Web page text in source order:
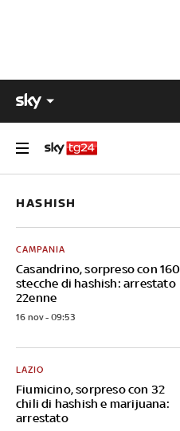
HASHISH
Casandrino, sorpreso con 160
stecche di hashish: arrestato
22enne
CAMPANIA
16 nov - 09:53
Fiumicino, sorpreso con 32
chili di hashish e marijuana:
arrestato
LAZIO